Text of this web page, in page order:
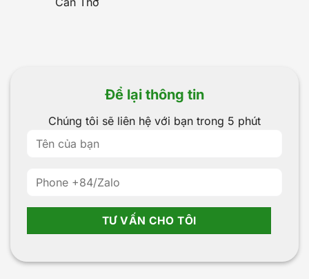
Để lại thông tin
Chúng tôi sẽ liên hệ với bạn trong 5 phút